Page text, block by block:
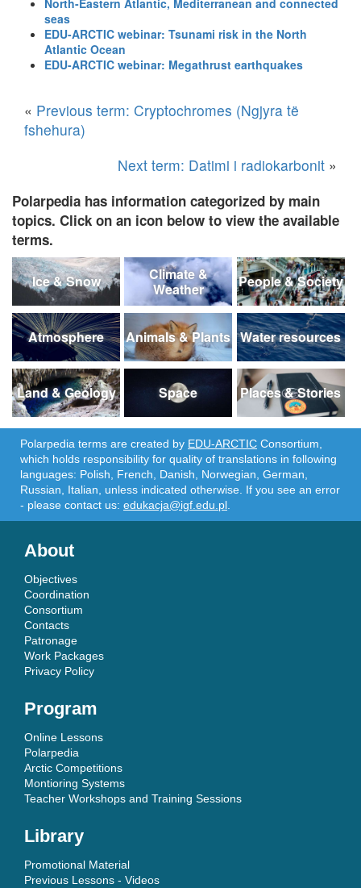
seas
EDU-ARCTIC webinar: Tsunami risk in the North
Atlantic Ocean
EDU-ARCTIC webinar: Megathrust earthquakes
« Previous term: Cryptochromes (Ngjyra të
fshehura)
Next term: Datimi i radiokarbonit »
Polarpedia has information categorized by main
topics. Click on an icon below to view the available
terms.
Ice & Snow
Climate &
Weather
People & Society
Atmosphere Animals & Plants Water resources
Land & Geology Space Places & Stories
Polarpedia terms are created by EDU-ARCTIC Consortium,
which holds responsibility for quality of translations in following
languages: Polish, French, Danish, Norwegian, German,
Russian, Italian, unless indicated otherwise. If you see an error
- please contact us: edukacja@igf.edu.pl
About
Objectives
Coordination
Consortium
Contacts
Patronage
Work Packages
Privacy Policy
Program
Online Lessons
Polarpedia
Arctic Competitions
Montioring Systems
Teacher Workshops and Training Sessions
Library
Promotional Material
Previous Lessons - Videos